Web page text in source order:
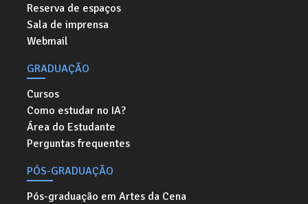
Reserva de espaços
Sala de imprensa
Webmail
GRADUAÇÃO
Cursos
Como estudar no IA?
Área do Estudante
Perguntas frequentes
PÓS-GRADUAÇÃO
Pós-graduação em Artes da Cena